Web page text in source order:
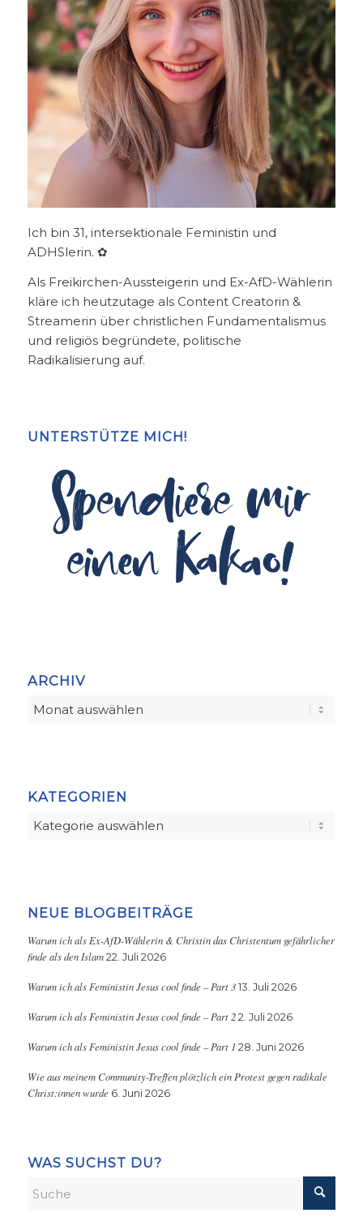
Ich bin 31, intersektionale Feministin und
ADHSlerin. ✿
Als Freikirchen-Aussteigerin und Ex-AfD-Wählerin
kläre ich heutzutage als Content Creatorin &
Streamerin über christlichen Fundamentalismus
und religiös begründete, politische
Radikalisierung auf.
UNTERSTÜTZE MICH!
ARCHIV
KATEGORIEN
Kategorien
NEUE BLOGBEITRÄGE
Warum ich als Ex-AfD-Wählerin & Christin das Christentum gefährlicher
finde als den Islam 22. Juli 2026
Warum ich als Feministin Jesus cool finde – Part 3 13. Juli 2026
Warum ich als Feministin Jesus cool finde – Part 2 2. Juli 2026
Warum ich als Feministin Jesus cool finde – Part 1 28. Juni 2026
Wie aus meinem Community-Treffen plötzlich ein Protest gegen radikale
Christ:innen wurde 6. Juni 2026
WAS SUCHST DU?